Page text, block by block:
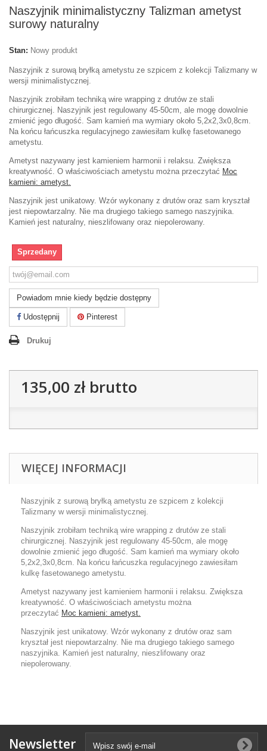
Naszyjnik minimalistyczny Talizman ametyst
surowy naturalny
Stan: Nowy produkt
Naszyjnik z surową bryłką ametystu ze szpicem z kolekcji Talizmany w
wersji minimalistycznej.
Naszyjnik zrobiłam techniką wire wrapping z drutów ze stali
chirurgicznej. Naszyjnik jest regulowany 45-50cm, ale mogę dowolnie
zmienić jego długość. Sam kamień ma wymiary około 5,2x2,3x0,8cm.
Na końcu łańcuszka regulacyjnego zawiesiłam kulkę fasetowanego
ametystu.
Ametyst nazywany jest kamieniem harmonii i relaksu. Zwiększa
kreatywność. O właściwościach ametystu można przeczytać Moc
kamieni: ametyst.
Naszyjnik jest unikatowy. Wzór wykonany z drutów oraz sam kryształ
jest niepowtarzalny. Nie ma drugiego takiego samego naszyjnika.
Kamień jest naturalny, nieszlifowany oraz niepolerowany.
Sprzedany
Powiadom mnie kiedy będzie dostępny
Udostępnij Pinterest
Drukuj
135,00 złbrutto
WIĘCEJ INFORMACJI
Naszyjnik z surową bryłką ametystu ze szpicem z kolekcji
Talizmany w wersji minimalistycznej.
Naszyjnik zrobiłam techniką wire wrapping z drutów ze stali
chirurgicznej. Naszyjnik jest regulowany 45-50cm, ale mogę
dowolnie zmienić jego długość. Sam kamień ma wymiary około
5,2x2,3x0,8cm. Na końcu łańcuszka regulacyjnego zawiesiłam
kulkę fasetowanego ametystu.
Ametyst nazywany jest kamieniem harmonii i relaksu. Zwiększa
kreatywność. O właściwościach ametystu można
przeczytać Moc kamieni: ametyst.
Naszyjnik jest unikatowy. Wzór wykonany z drutów oraz sam
kryształ jest niepowtarzalny. Nie ma drugiego takiego samego
naszyjnika. Kamień jest naturalny, nieszlifowany oraz
niepolerowany.
Newsletter